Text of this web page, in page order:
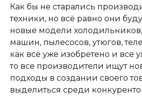
Как бы не старались
техники, но всё равно они
новые модели
машин, пылесосов, утюгов,
как всё уже изобретено и все
то все производители ищут
подходы в создании своего
выделиться среди